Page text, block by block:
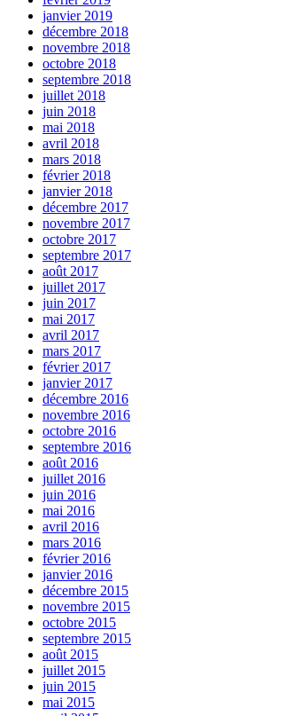
janvier 2019
décembre 2018
novembre 2018
octobre 2018
septembre 2018
juillet 2018
juin 2018
mai 2018
avril 2018
mars 2018
février 2018
janvier 2018
décembre 2017
novembre 2017
octobre 2017
septembre 2017
août 2017
juillet 2017
juin 2017
mai 2017
avril 2017
mars 2017
février 2017
janvier 2017
décembre 2016
novembre 2016
octobre 2016
septembre 2016
août 2016
juillet 2016
juin 2016
mai 2016
avril 2016
mars 2016
février 2016
janvier 2016
décembre 2015
novembre 2015
octobre 2015
septembre 2015
août 2015
juillet 2015
juin 2015
mai 2015